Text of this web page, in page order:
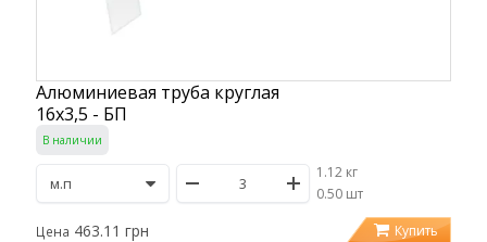
Алюминиевая труба круглая
16х3,5 - БП
В наличии
1.12 кг
/0.50 шт
Цена 463.11 грн Купить